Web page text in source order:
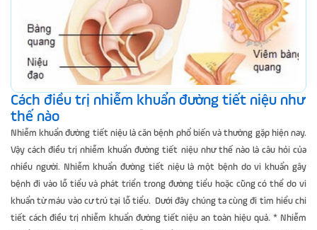
Cách điều trị nhiễm khuẩn đường tiết niệu như
thế nào
Nhiễm khuẩn đường tiết niệu là căn bệnh phổ biến và thường gặp hiện nay.
Vậy cách điều trị nhiễm khuẩn đường tiết niệu như thế nào là câu hỏi của
nhiều người. Nhiễm khuẩn đường tiết niệu là một bệnh do vi khuẩn gây
bệnh đi vào lỗ tiểu và phát triển trong đường tiểu hoặc cũng có thể do vi
khuẩn từ máu vào cư trú tại lỗ tiểu. Dưới đây chúng ta cùng đi tìm hiểu chi
tiết cách điều trị nhiễm khuẩn đường tiết niệu an toàn hiệu quả. * Nhiễm